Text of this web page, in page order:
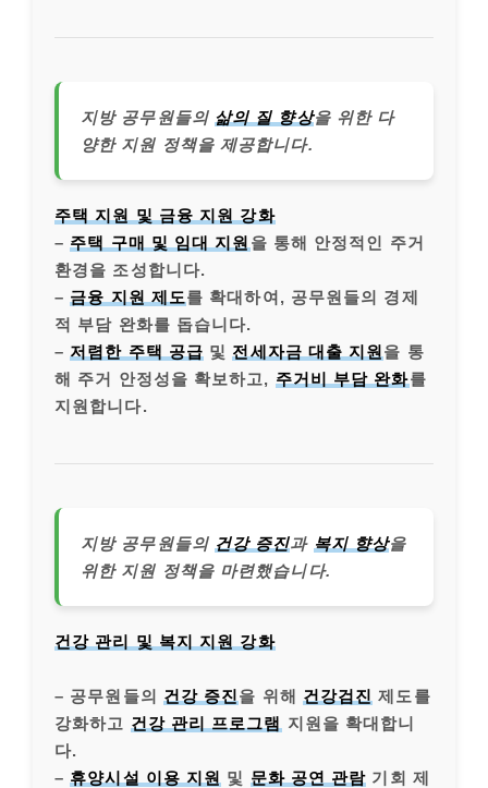
지방 공무원들의 삶의 질 향상을 위한 다
양한 지원 정책을 제공합니다.
주택 지원 및 금융 지원 강화
– 주택 구매 및 임대 지원 을 통해 안정적인 주거
환경을 조성합니다.
– 금융 지원 제도를 확대하여, 공무원들의 경제
적 부담 완화를 돕습니다.
– 저렴한 주택 공급 및 전세자금 대출 지원 을 통
해 주거 안정성을 확보하고, 주거비 부담 완화를
지원합니다.
지방 공무원들의 건강 증진과 복지 향상을
위한 지원 정책을 마련했습니다.
건강 관리 및 복지 지원 강화
– 공무원들의 건강 증진 을 위해 건강검진 제도를
강화하고 건강 관리 프로그램 지원을 확대합니
다.
– 휴양시설 이용 지원 및 문화 공연 관람 기회 제